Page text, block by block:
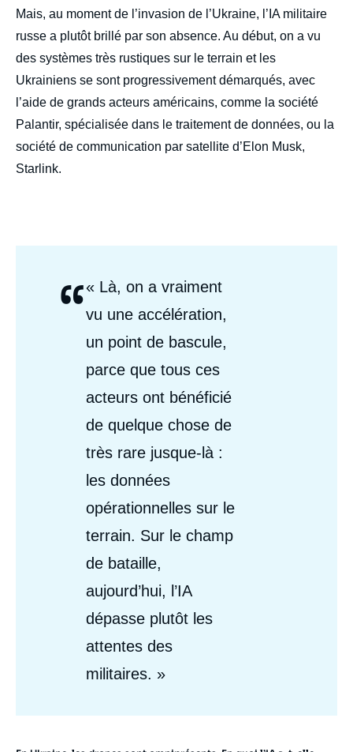
Mais, au moment de l’invasion de l’Ukraine, l’IA militaire
russe a plutôt brillé par son absence. Au début, on a vu
des systèmes très rustiques sur le terrain et les
Ukrainiens se sont progressivement démarqués, avec
l’aide de grands acteurs américains, comme la société
Palantir, spécialisée dans le traitement de données, ou la
société de communication par satellite d’Elon Musk,
Starlink.
“Citations
Auteurs
« Là, on a vraiment
vu une accélération,
un point de bascule,
parce que tous ces
acteurs ont bénéficié
de quelque chose de
très rare jusque-là :
les données
opérationnelles sur le
terrain. Sur le champ
de bataille,
aujourd’hui, l’IA
dépasse plutôt les
attentes des
militaires. »